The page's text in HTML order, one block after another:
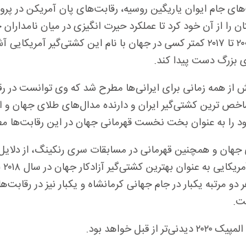
۲۰۱۸ قهرمانی رقابت‌های جام ایوان یاریگین روسیه، رقابت‌های پان آمریکن
را از آن خود کرد تا عملکرد حیرت انگیزی در میان
جای بگذارد، این در حالیست که از سال ۲۰۰۷ تا ۲۰۱۷ کمتر کسی در جهان با نام این
بزرگ دست پیدا کند.
از همه زمانی برای ایرانی‌ها مطرح شد که وی توانست در
ترین کشتی‌گیر ایران و دارنده مدال‌های طلای جهان و
را به عنوان بخت نخست قهرمانی جهان در این رقابت‌ها
و همچنین قهرمانی در مسابقات سری رنکینگ، از دلایل
که هر دو مرتبه یکبار در جام جهانی کرمانشاه و یکبار نیز در